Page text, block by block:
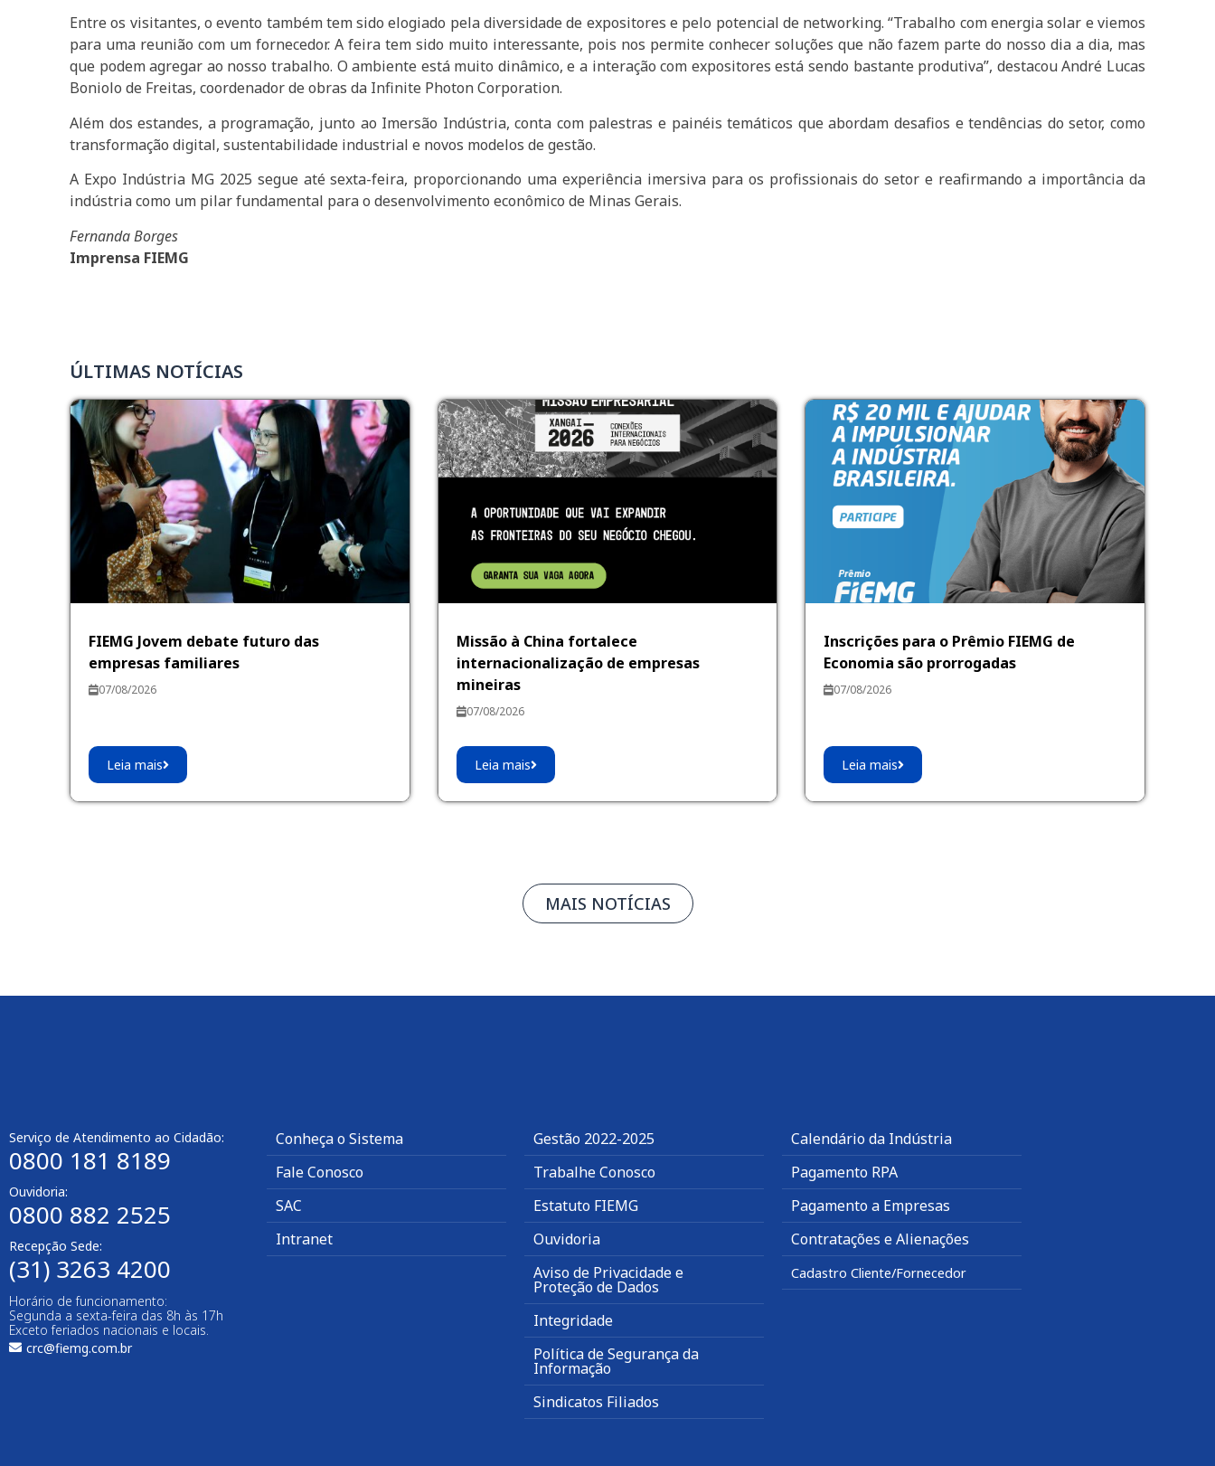
Entre os visitantes, o evento também tem sido elogiado pela diversidade de expositores e pelo potencial de networking. “Trabalho com energia solar e viemos
para uma reunião com um fornecedor. A feira tem sido muito interessante, pois nos permite conhecer soluções que não fazem parte do nosso dia a dia, mas
que podem agregar ao nosso trabalho. O ambiente está muito dinâmico, e a interação com expositores está sendo bastante produtiva”, destacou André Lucas
Boniolo de Freitas, coordenador de obras da Infinite Photon Corporation.
Além dos estandes, a programação, junto ao Imersão Indústria, conta com palestras e painéis temáticos que abordam desafios e tendências do setor, como
transformação digital, sustentabilidade industrial e novos modelos de gestão.
A Expo Indústria MG 2025 segue até sexta-feira, proporcionando uma experiência imersiva para os profissionais do setor e reafirmando a importância da
indústria como um pilar fundamental para o desenvolvimento econômico de Minas Gerais.
Fernanda Borges
Imprensa FIEMG
ÚLTIMAS NOTÍCIAS
FIEMG Jovem debate futuro das
empresas familiares
07/08/2026
Leia mais
Missão à China fortalece
internacionalização de empresas
mineiras
07/08/2026
Leia mais
Inscrições para o Prêmio FIEMG de
Economia são prorrogadas
07/08/2026
Leia mais
MAIS NOTÍCIAS
Serviço de Atendimento ao Cidadão:
0800 181 8189
Ouvidoria:
0800 882 2525
Recepção Sede:
(31) 3263 4200
Horário de funcionamento:
Segunda a sexta-feira das 8h às 17h
Exceto feriados nacionais e locais.
crc@fiemg.com.br
Conheça o Sistema
Fale Conosco
SAC
Intranet
Gestão 2022-2025
Trabalhe Conosco
Estatuto FIEMG
Ouvidoria
Aviso de Privacidade e
Proteção de Dados
Integridade
Política de Segurança da
Informação
Sindicatos Filiados
Calendário da Indústria
Pagamento RPA
Pagamento a Empresas
Contratações e Alienações
Cadastro Cliente/Fornecedor